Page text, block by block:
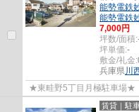
能勢電鉄
能勢電鉄
7,000円
坪数/面積:
坪単価:-
敷金/礼金:
兵庫県川
★東畦野5丁目月極駐車場★
賃貸｜駐